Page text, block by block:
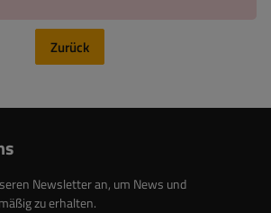
Zurück
Newsletter an, um News und
zu erhalten.